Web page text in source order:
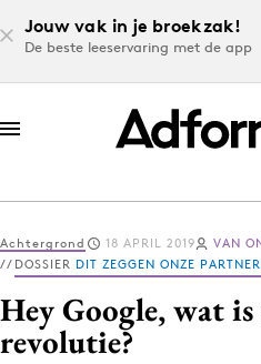
Jouw vak in je broekzak!
De beste leeservaring met de app
Log in
Achtergrond 18 APRIL 2019 VAN
DOSSIER DIT ZEGGEN ONZE
Hey Google, wat is
revolutie?